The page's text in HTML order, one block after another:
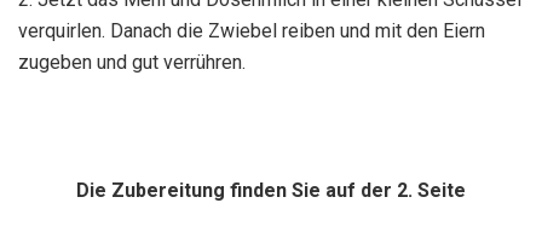
verquirlen. Danach die Zwiebel reiben und mit den Eiern
zugeben und gut verrühren.
Die Zubereitung finden Sie auf der 2. Seite